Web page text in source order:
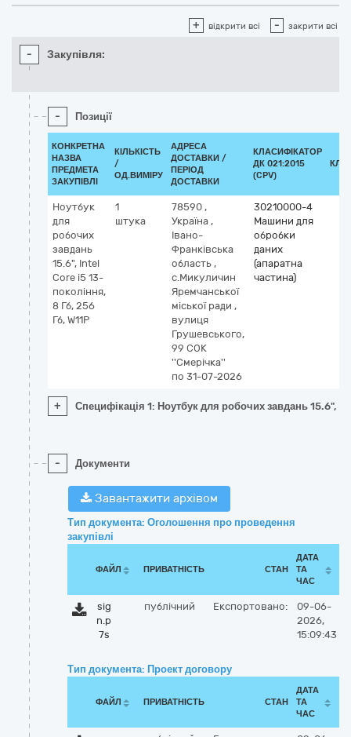
+ відкрити всі - закрити всі
- Закупівля:
- Позиції
КОНКРЕТНА
НАЗВА
ПРЕДМЕТА
ЗАКУПІВЛІ
КІЛЬКІСТЬ
/
ОД.ВИМІРУ
АДРЕСА
ДОСТАВКИ /
ПЕРІОД
ДОСТАВКИ
КЛАСИФІКАТОР
ДК 021:2015
(CPV)
Ноутбук
для
робочих
завдань
15.6", Intel
Core i5 13-
покоління,
8 Гб, 256
Гб, W11P
1
штука
78590 ,
Україна ,
Івано-
Франківська
область ,
с.Микуличин
Яремчанської
міської ради ,
вулиця
Грушевського,
99 СОК
''Смерічка''
по 31-07-2026
30210000-4
Машини для
обробки
даних
(апаратна
частина)
+ Специфікація 1: Ноутбук для робочих завдань 15.6",
- Документи
Завантажити архівом
Тип документа: Оголошення про проведення
закупівлі
ФАЙЛ ПРИВАТНІСТЬ СТАН
ДАТА
ТА
ЧАС
sig
n.p
7s
публічний Експортовано:
09-06-
2026,
15:09:43
Тип документа: Проект договору
ФАЙЛ ПРИВАТНІСТЬ СТАН
ДАТА
ТА
ЧАС